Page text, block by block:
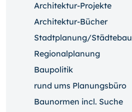
Architektur-Projekte
Architektur-Bücher
Stadtplanung/Städtebau
Regionalplanung
Baupolitik
rund ums Planungsbüro
Baunormen incl. Suche